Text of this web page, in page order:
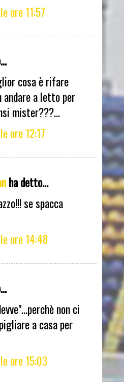
ore 11:57
cosa è rifare
andare a letto per
mister???...
ore 12:17
ha detto...
se spacca
ore 14:48
non ci
a casa per
ore 15:03